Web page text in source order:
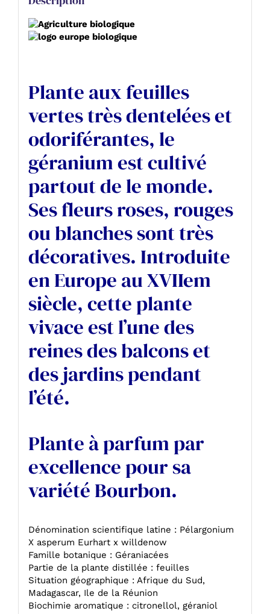
Plante aux feuilles
vertes très dentelées et
odoriférantes, le
géranium est cultivé
partout de le monde.
Ses fleurs roses, rouges
ou blanches sont très
décoratives. Introduite
en Europe au XVIIem
siècle, cette plante
vivace est l’une des
reines des balcons et
des jardins pendant
l’été.
Plante à parfum par
excellence pour sa
variété Bourbon.
Dénomination scientifique latine : Pélargonium
X asperum Eurhart x willdenow
Famille botanique : Géraniacées
Partie de la plante distillée : feuilles
Situation géographique : Afrique du Sud,
Madagascar, Ile de la Réunion
Biochimie aromatique : citronellol, géraniol